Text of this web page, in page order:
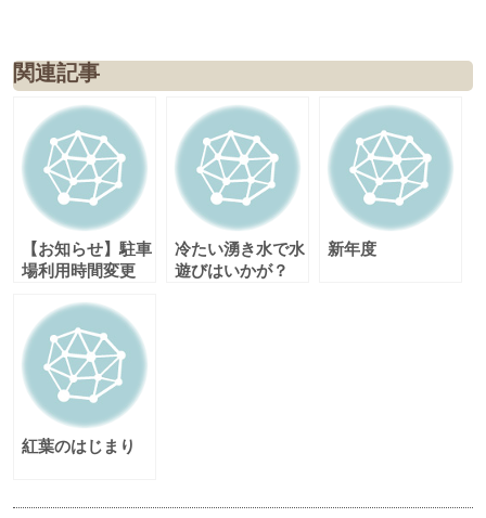
関連記事
【お知らせ】駐車
場利用時間変更
らせ
冷たい湧き水で水
遊びはいかが？
新年度
紅葉のはじまり